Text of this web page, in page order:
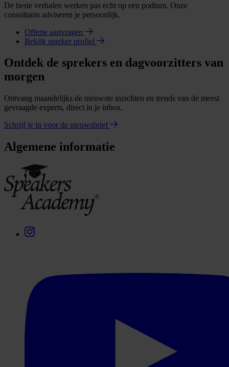
De beste verhalen werken pas echt op een podium. Onze
consultants adviseren je persoonlijk.
Offerte aanvragen
Bekijk spreker profiel
Ontdek de sprekers en dagvoorzitters van
morgen
Ontvang maandelijks de nieuwste inzichten en trends van de meest
gevraagde experts, direct in je inbox.
Schrijf je in voor de nieuwsbrief
Algemene informatie